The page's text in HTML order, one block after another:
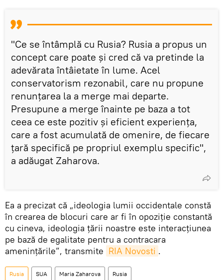
"Ce se întâmplă cu Rusia? Rusia a propus un
concept care poate și cred că va pretinde la
adevărata întâietate în lume. Acel
conservatorism rezonabil, care nu propune
renunțarea la a merge mai departe.
Presupune a merge înainte pe baza a tot
ceea ce este pozitiv și eficient experiența,
care a fost acumulată de omenire, de fiecare
țară specifică pe propriul exemplu specific",
a adăugat Zaharova.
Ea a precizat că „ideologia lumii occidentale constă
în crearea de blocuri care ar fi în opoziție constantă
cu cineva, ideologia țării noastre este interacțiunea
pe bază de egalitate pentru a contracara
amenințările”, transmite RIA Novosti .
Rusia SUA Maria Zaharova Rusia